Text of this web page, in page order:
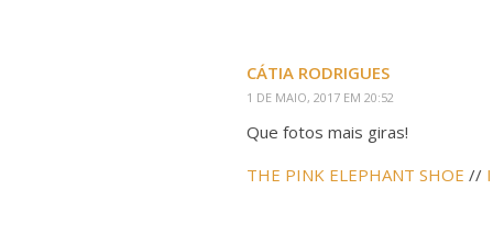
CÁTIA RODRIGUES
1 DE MAIO, 2017 EM 20:52
Que fotos mais giras!
THE PINK ELEPHANT SHOE //